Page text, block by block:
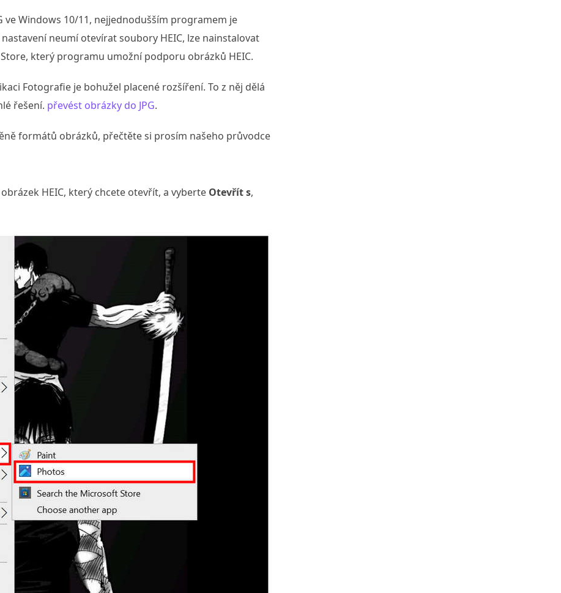
ve Windows 10/11, nejjednodušším programem je
neumí otevírat soubory HEIC, lze nainstalovat
který programu umožní podporu obrázků HEIC.
Fotografie je bohužel placené rozšíření. To z něj dělá
řešení. převést obrázky do JPG.
formátů obrázků, přečtěte si prosím našeho průvodce
HEIC, který chcete otevřít, a vyberte Otevřít s,